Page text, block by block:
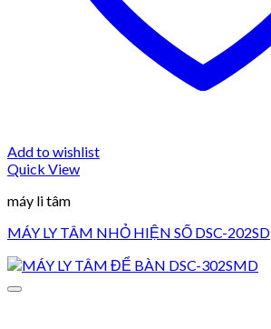
Add to wishlist
Quick View
máy li tâm
MÁY LY TÂM NHỎ HIỆN SỐ DSC-202SD